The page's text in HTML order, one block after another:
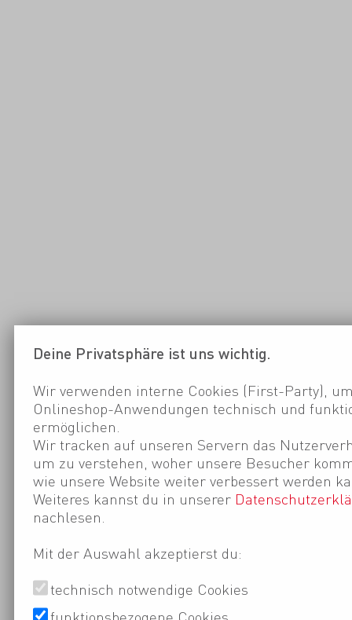
Deine Privatsphäre ist uns wichtig.
Wir verwenden interne Cookies (First-Party),
Onlineshop-Anwendungen technisch und
ermöglichen.
Wir tracken auf unseren Servern das
um zu verstehen, woher unsere Besucher
wie unsere Website weiter verbessert werden
Weiteres kannst du in unserer
nachlesen.
Mit der Auswahl akzeptierst du:
technisch notwendige Cookies